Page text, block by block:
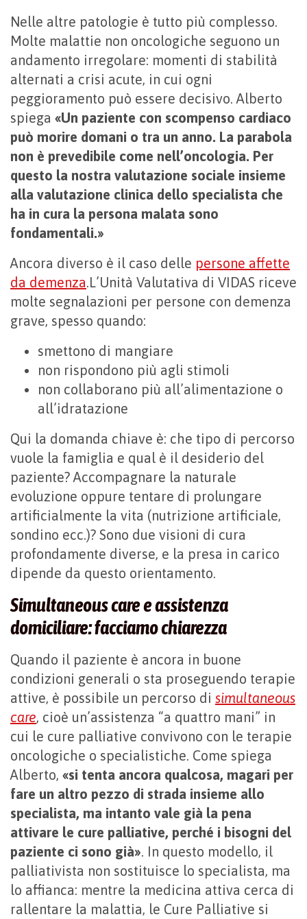
Nelle altre patologie è tutto più complesso.
Molte malattie non oncologiche seguono un
andamento irregolare: momenti di stabilità
alternati a crisi acute, in cui ogni
peggioramento può essere decisivo. Alberto
spiega «Un paziente con scompenso cardiaco
può morire domani o tra un anno. La parabola
non è prevedibile come nell’oncologia. Per
questo la nostra valutazione sociale insieme
alla valutazione clinica dello specialista che
ha in cura la persona malata sono
fondamentali.»
Ancora diverso è il caso delle persone affette
da demenza.L’Unità Valutativa di VIDAS riceve
molte segnalazioni per persone con demenza
grave, spesso quando:
smettono di mangiare
non rispondono più agli stimoli
non collaborano più all’alimentazione o
all’idratazione
Qui la domanda chiave è: che tipo di percorso
vuole la famiglia e qual è il desiderio del
paziente? Accompagnare la naturale
evoluzione oppure tentare di prolungare
artificialmente la vita (nutrizione artificiale,
sondino ecc.)? Sono due visioni di cura
profondamente diverse, e la presa in carico
dipende da questo orientamento.
Simultaneous care e assistenza
domiciliare: facciamo chiarezza
Quando il paziente è ancora in buone
condizioni generali o sta proseguendo terapie
attive, è possibile un percorso di simultaneous
care, cioè un’assistenza “a quattro mani” in
cui le cure palliative convivono con le terapie
oncologiche o specialistiche. Come spiega
Alberto, «si tenta ancora qualcosa, magari per
fare un altro pezzo di strada insieme allo
specialista, ma intanto vale già la pena
attivare le cure palliative, perché i bisogni del
paziente ci sono già». In questo modello, il
palliativista non sostituisce lo specialista, ma
lo affianca: mentre la medicina attiva cerca di
rallentare la malattia, le Cure Palliative si